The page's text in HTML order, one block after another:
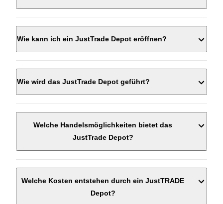
Wie kann ich ein JustTrade Depot eröffnen?
Wie wird das JustTrade Depot geführt?
Welche Handelsmöglichkeiten bietet das
JustTrade Depot?
Welche Kosten entstehen durch ein JustTRADE
Depot?